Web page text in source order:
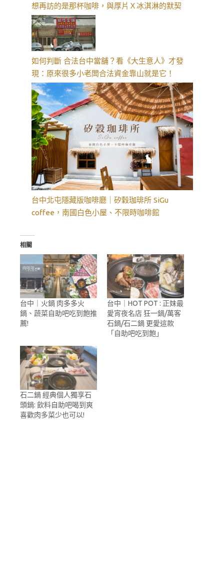
想再訪的是那杯咖啡，與厚片Ｘ冰淇淋的默契
如何判斷 合法台中當舖？看《大生意人》才發
現：原來很多小老闆合法資金靠山就是它！
台中北屯隱藏版咖啡廳｜矽穀珈琲所 SiGu
coffee，南國白色小屋、不限時咖啡館
相關
台中｜火鍋 肉多多火
鍋、蔬菜自助吧吃到飽推
薦!
台中｜HOT POT : 正妹最
愛宵夜名店 狂一鍋/萬客
石鍋/石二鍋 更愛這款
「自助吧吃到飽」
石二鍋 經典個人獨享石
頭鍋: 飲料自助吧喝到爽
喜歡肉多菜少也可以!